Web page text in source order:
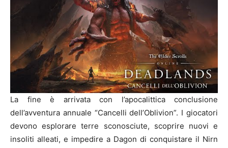
La fine è arrivata con l’apocalittica conclusione
dell’avventura annuale “Cancelli dell’Oblivion”. I giocatori
devono esplorare terre sconosciute, scoprire nuovi e
insoliti alleati, e impedire a Dagon di conquistare il Nirn